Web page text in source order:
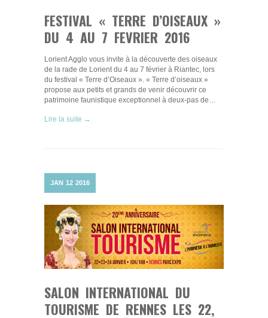
FESTIVAL « TERRE D’OISEAUX »
DU 4 AU 7 FEVRIER 2016
Lorient Agglo vous invite à la découverte des oiseaux
de la rade de Lorient du 4 au 7 février à Riantec, lors
du festival « Terre d’Oiseaux ». « Terre d’oiseaux »
propose aux petits et grands de venir découvrir ce
patrimoine faunistique exceptionnel à deux-pas de…
Lire la suite →
JAN 12 2016
SALON INTERNATIONAL DU
TOURISME DE RENNES LES 22,